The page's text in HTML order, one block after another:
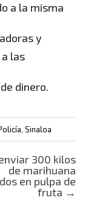
a la misma
y
las
dinero.
, Sinaloa
300 kilos
de marihuana
en pulpa de
fruta →